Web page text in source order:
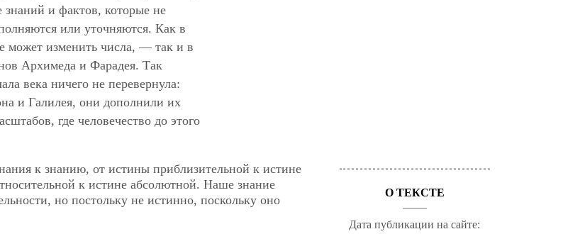
и фактов, которые не
или уточняются. Как в
может изменить числа, — так и в
Архимеда и Фарадея. Так
века ничего не перевернула:
и Галилея, они дополнили их
где человечество до этого
к знанию, от истины приблизительной к истине
к истине абсолютной. Наше знание
но постольку не истинно, поскольку оно
О ТЕКСТЕ
Дата публикации на сайте: